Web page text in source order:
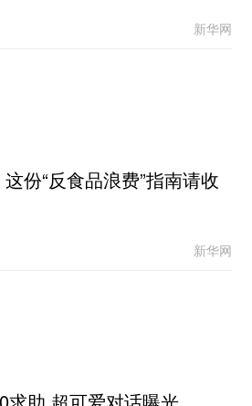
新华网
份“反食品浪费”指南请收
新华网